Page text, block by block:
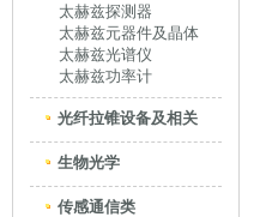
太赫兹探测器
太赫兹元器件及晶体
太赫兹光谱仪
太赫兹功率计
光纤拉锥设备及相关
生物光学
传感通信类